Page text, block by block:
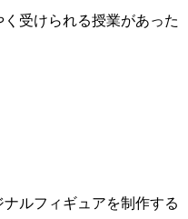
受けられる授業があった
ルフィギュアを制作する